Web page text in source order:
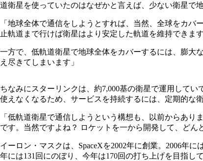
道衛星を使っていたのはなぜかと言えば、少ない衛星で
「地球全体で通信をしようとすれば、当然、全球をカ
止軌道まで行けば衛星はより安定した軌道を維持できま
一方で、低軌道衛星で地球全体をカバーするには、膨大
え尽きてしまいます」
ちなみにスターリンクは、約7,000基の衛星で運用して
使えなくなるため、サービスを持続するには、定期的な
「低軌道衛星で通信しようという構想も、以前からあ
です。当然ですよね？ ロケットを一から開発して、ど
イーロン・マスクは、SpaceXを2002年に創業。2006年
年には131回にのぼり、今年は170回の打ち上げを目指し